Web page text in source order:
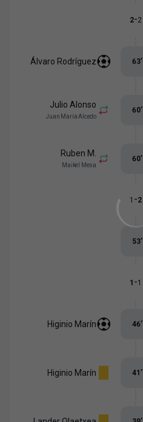
2-2
Álvaro Rodríguez 63’
Julio Alonso
Juan María Alcedo
60’
Ruben M.
Maikel Mesa
60’
1 -2
53’
1 -1
Higinio Marín 46’
Higinio Marín 41’